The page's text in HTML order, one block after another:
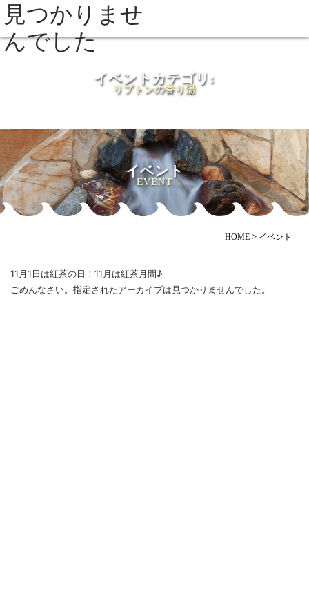
イベントカテゴリ:
リプトンの香り湯
イベント
EVENT
HOME > イベント
11月1日は紅茶の日！11月は紅茶月間♪
見つかりませ
んでした
ごめんなさい。指定されたアーカイブは見つかりませんでした。